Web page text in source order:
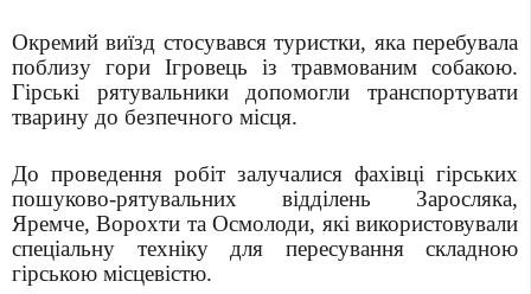
Окремий виїзд стосувався туристки, яка перебувала
поблизу гори Ігровець із травмованим собакою.
Гірські рятувальники допомогли транспортувати
тварину до безпечного місця.
До проведення робіт залучалися фахівці гірських
пошуково-рятувальних відділень Заросляка,
Яремче, Ворохти та Осмолоди, які використовували
спеціальну техніку для пересування складною
гірською місцевістю.